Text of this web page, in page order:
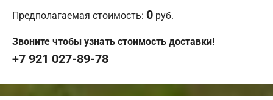
Предполагаемая стоимость: 0 руб.
Звоните чтобы узнать стоимость доставки!
+7 921 027-89-78